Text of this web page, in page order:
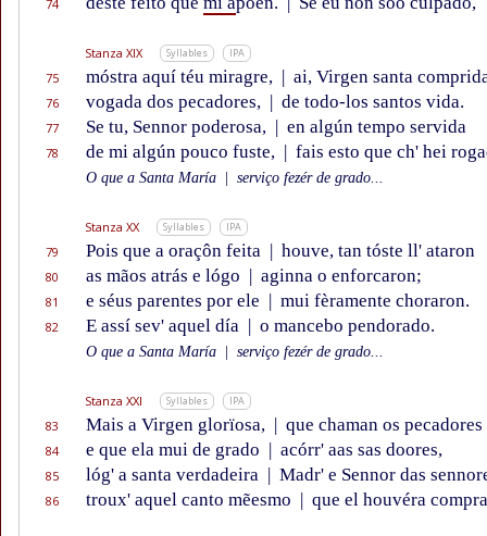
74
Stanza XIX Syllables IPA
75 móstra aquí téu miragre, | ai, Virgen santa
76 vogada dos pecadores, | de todo-los santos vida.
77 Se tu, Sennor poderosa, | en algún tempo servida
78 de mi algún pouco fuste, | fais esto que ch' hei
O que a Santa María serviço fezér de grado...
Stanza XX Syllables IPA
79 Pois que a oraçôn feita | houve, tan tóste ll' ataron
80 as mãos atrás e lógo | aginna o enforcaron;
81 e séus parentes por ele | mui fèramente choraron.
82 E assí sev' aquel día | o mancebo pendorado.
O que a Santa María serviço fezér de grado...
Stanza XXI Syllables IPA
83 Mais a Virgen glorïosa, | que chaman os pecadores
84 e que ela mui de grado | acórr' aas sas doores,
85 lóg' a santa verdadeira | Madr' e Sennor das
86 troux' aquel canto mẽesmo | que el houvéra